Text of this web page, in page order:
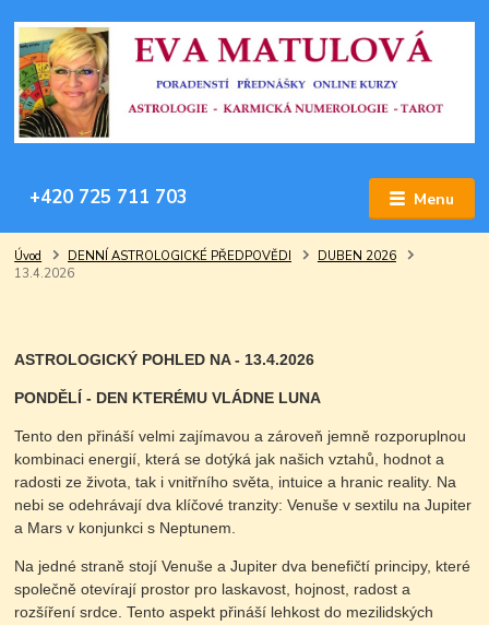
Menu
+420 725 711 703
Úvod DENNÍ ASTROLOGICKÉ PŘEDPOVĚDI
DUBEN 2026
13.4.2026
ASTROLOGICKÝ POHLED NA - 13.4.2026
PONDĚLÍ - DEN KTERÉMU VLÁDNE LUNA
Tento den přináší velmi zajímavou a zároveň jemně rozporuplnou
kombinaci energií, která se dotýká jak našich vztahů, hodnot a
radosti ze života, tak i vnitřního světa, intuice a hranic reality. Na
nebi se odehrávají dva klíčové tranzity: Venuše v sextilu na Jupiter
a Mars v konjunkci s Neptunem.
Na jedné straně stojí Venuše a Jupiter dva benefičtí principy, které
společně otevírají prostor pro laskavost, hojnost, radost a
rozšíření srdce. Tento aspekt přináší lehkost do mezilidských